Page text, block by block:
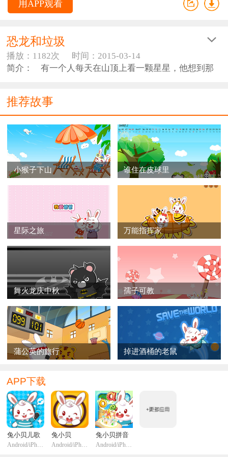
用APP观看
恐龙和垃圾
播放：1182次
时间：2015-03-14
简介： 有一个人每天在山顶上看一颗星星，他想到那
然后乘火箭上去……
推荐故事
小猴子下山 谁住在皮球里
星际之旅 万能指挥家
舞火龙庆中秋 孺子可教
蒲公英的旅行 掉进酒桶的老鼠
APP下载
兔小贝儿歌
Android/iPhone/iPadi
兔小贝
Android/iPhone/iPadi
兔小贝拼音
Android/iPhone/iPadi